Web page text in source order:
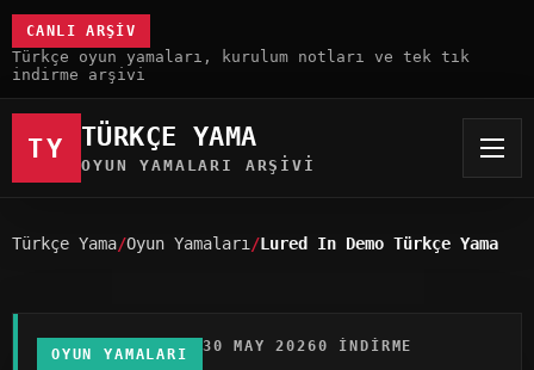
CANLI ARŞIV
Türkçe oyun yamaları, kurulum notları ve tek tık
indirme arşivi
TY TÜRKÇE YAMA
OYUN YAMALARI ARŞIVI
Türkçe Yama Oyun Yamaları Lured In Demo Türkçe Yama
OYUN YAMALARI 30 MAY 20260 INDIRME